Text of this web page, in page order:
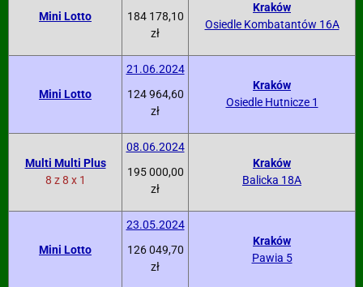
Mini Lotto
184 178,10
zł
Kraków
Osiedle Kombatantów 16A
Mini Lotto
21.06.2024
124 964,60
zł
Kraków
Osiedle Hutnicze 1
Multi Multi Plus
8 z 8 x 1
08.06.2024
195 000,00
zł
Kraków
Balicka 18A
Mini Lotto
23.05.2024
126 049,70
zł
Kraków
Pawia 5